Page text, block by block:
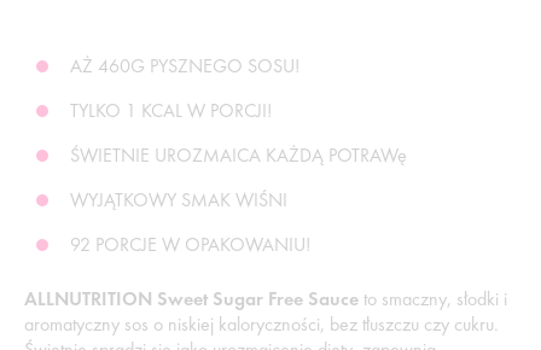
AŻ 460G PYSZNEGO SOSU!
TYLKO 1 KCAL W PORCJI!
ŚWIETNIE UROZMAICA KAŻDĄ POTRAWę
WYJĄTKOWY SMAK WIŚNI
92 PORCJE W OPAKOWANIU!
ALLNUTRITION Sweet Sugar Free Sauceto smaczny, słodki i
aromatyczny sos o niskiej kaloryczności, bez tłuszczu czy cukru.